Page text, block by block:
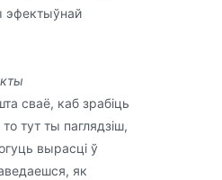
эфектыўнай
сваё, каб зрабіць
тут ты паглядзіш,
вырасці ў
як